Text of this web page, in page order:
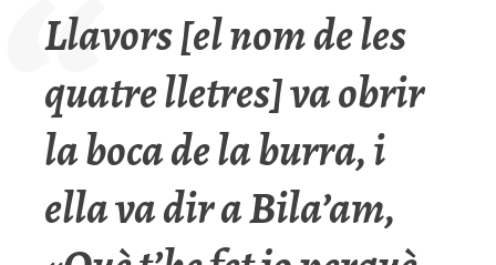
Llavors [el nom de les
quatre lletres] va obrir
la boca de la burra, i
ella va dir a Bila’am,